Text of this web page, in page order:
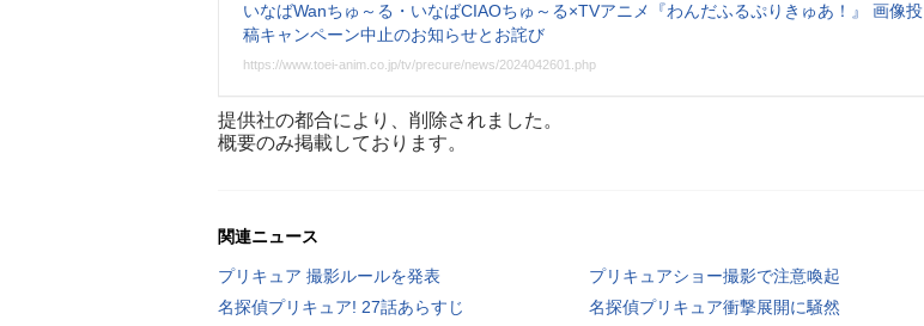
いなばWanちゅ～る・いなばCIAOちゅ～る×TVアニメ『わんだふるぷりきゅあ！』 画像投
稿キャンペーン中止のお知らせとお詫び
https://www.toei-anim.co.jp/tv/precure/news/2024042601.php
提供社の都合により、削除されました。
概要のみ掲載しております。
関連ニュース
プリキュア 撮影ルールを発表
プリキュアショー撮影で注意喚起
名探偵プリキュア! 27話あらすじ
名探偵プリキュア衝撃展開に騒然